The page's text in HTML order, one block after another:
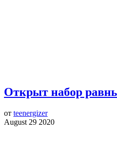
Открыт набор
от teenergizer
August 29 2020